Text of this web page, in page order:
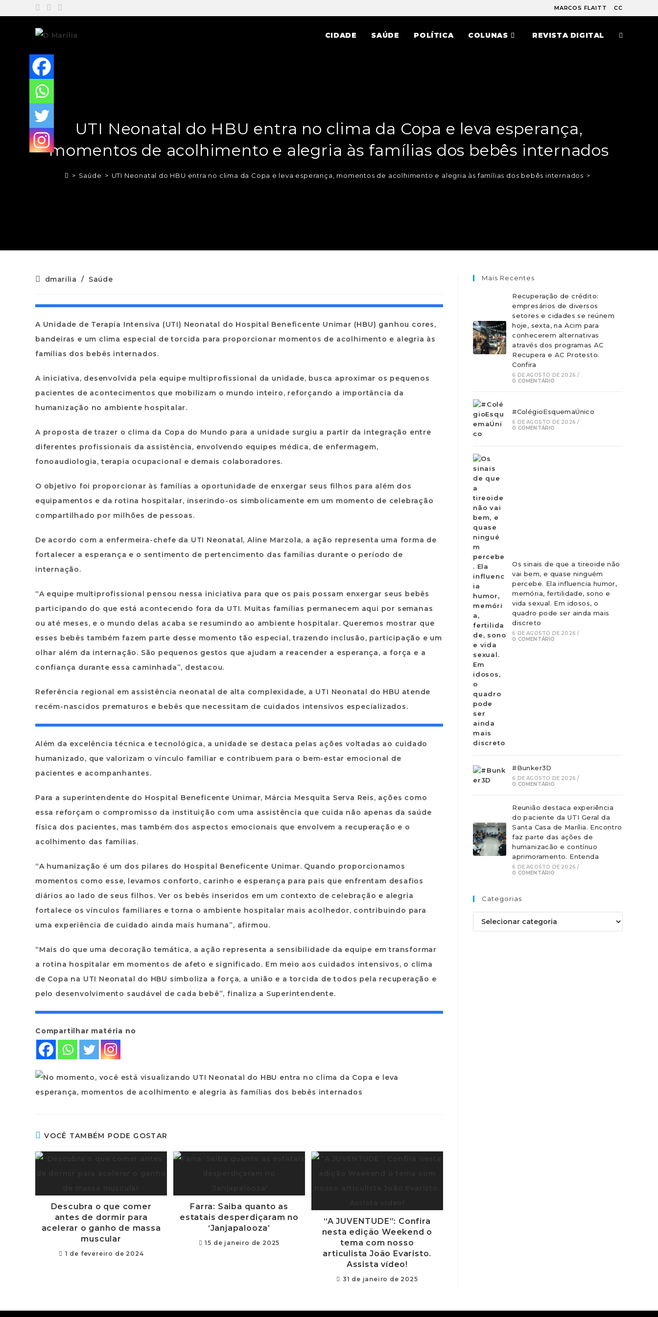
MARCOS FLAITT CC
CIDADE SAÚDE POLÍTICA COLUNAS REVISTA DIGITAL
UTI Neonatal do HBU entra no clima da Copa e leva esperança,
momentos de acolhimento e alegria às famílias dos bebês internados
> Saúde > UTI Neonatal do HBU entra no clima da Copa e leva esperança, momentos de acolhimento e alegria às famílias dos bebês internados >
dmarilia / Saúde
A Unidade de Terapia Intensiva (UTI) Neonatal do Hospital Beneficente Unimar (HBU) ganhou cores,
bandeiras e um clima especial de torcida para proporcionar momentos de acolhimento e alegria às
famílias dos bebês internados.
A iniciativa, desenvolvida pela equipe multiprofissional da unidade, busca aproximar os pequenos
pacientes de acontecimentos que mobilizam o mundo inteiro, reforçando a importância da
humanização no ambiente hospitalar.
A proposta de trazer o clima da Copa do Mundo para a unidade surgiu a partir da integração entre
diferentes profissionais da assistência, envolvendo equipes médica, de enfermagem,
fonoaudiologia, terapia ocupacional e demais colaboradores.
O objetivo foi proporcionar às famílias a oportunidade de enxergar seus filhos para além dos
equipamentos e da rotina hospitalar, inserindo-os simbolicamente em um momento de celebração
compartilhado por milhões de pessoas.
De acordo com a enfermeira-chefe da UTI Neonatal, Aline Marzola, a ação representa uma forma de
fortalecer a esperança e o sentimento de pertencimento das famílias durante o período de
internação.
“A equipe multiprofissional pensou nessa iniciativa para que os pais possam enxergar seus bebês
participando do que está acontecendo fora da UTI. Muitas famílias permanecem aqui por semanas
ou até meses, e o mundo delas acaba se resumindo ao ambiente hospitalar. Queremos mostrar que
esses bebês também fazem parte desse momento tão especial, trazendo inclusão, participação e um
olhar além da internação. São pequenos gestos que ajudam a reacender a esperança, a força e a
confiança durante essa caminhada”, destacou.
Referência regional em assistência neonatal de alta complexidade, a UTI Neonatal do HBU atende
recém-nascidos prematuros e bebês que necessitam de cuidados intensivos especializados.
Além da excelência técnica e tecnológica, a unidade se destaca pelas ações voltadas ao cuidado
humanizado, que valorizam o vínculo familiar e contribuem para o bem-estar emocional de
pacientes e acompanhantes.
Para a superintendente do Hospital Beneficente Unimar, Márcia Mesquita Serva Reis, ações como
essa reforçam o compromisso da instituição com uma assistência que cuida não apenas da saúde
física dos pacientes, mas também dos aspectos emocionais que envolvem a recuperação e o
acolhimento das famílias.
“A humanização é um dos pilares do Hospital Beneficente Unimar. Quando proporcionamos
momentos como esse, levamos conforto, carinho e esperança para pais que enfrentam desafios
diários ao lado de seus filhos. Ver os bebês inseridos em um contexto de celebração e alegria
fortalece os vínculos familiares e torna o ambiente hospitalar mais acolhedor, contribuindo para
uma experiência de cuidado ainda mais humana”, afirmou.
“Mais do que uma decoração temática, a ação representa a sensibilidade da equipe em transformar
a rotina hospitalar em momentos de afeto e significado. Em meio aos cuidados intensivos, o clima
de Copa na UTI Neonatal do HBU simboliza a força, a união e a torcida de todos pela recuperação e
pelo desenvolvimento saudável de cada bebê”, finaliza a Superintendente.
Compartilhar matéria no
VOCÊ TAMBÉM PODE GOSTAR
Descubra o que comer
antes de dormir para
acelerar o ganho de massa
muscular
1 de fevereiro de 2024
Farra: Saiba quanto as
estatais desperdiçaram no
‘Janjapalooza’
15 de janeiro de 2025
“A JUVENTUDE”: Confira
nesta edição Weekend o
tema com nosso
articulista João Evaristo.
Assista vídeo!
31 de janeiro de 2025
Mais Recentes
Recuperação de crédito:
empresários de diversos
setores e cidades se reúnem
hoje, sexta, na Acim para
conhecerem alternativas
através dos programas AC
Recupera e AC Protesto.
Confira
6 DE AGOSTO DE 2026 /
0 COMENTÁRIO
#ColégioEsquemaÚnico
6 DE AGOSTO DE 2026 /
0 COMENTÁRIO
Os sinais de que a tireoide não
vai bem, e quase ninguém
percebe. Ela influencia humor,
memória, fertilidade, sono e
vida sexual. Em idosos, o
quadro pode ser ainda mais
discreto
6 DE AGOSTO DE 2026 /
0 COMENTÁRIO
#Bunker3D
6 DE AGOSTO DE 2026 /
0 COMENTÁRIO
Reunião destaca experiência
do paciente da UTI Geral da
Santa Casa de Marília. Encontro
faz parte das ações de
humanizacão e contínuo
aprimoramento. Entenda
6 DE AGOSTO DE 2026 /
0 COMENTÁRIO
Categorias